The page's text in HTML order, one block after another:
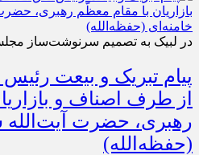
در لبیک به تصمیم سرنوشت‌ساز
پیام تبریک و بیعت
از طرف اصناف و
رهبری، حضرت آیت‌الله
(حفظه‌الله)